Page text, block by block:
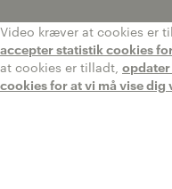
Video kræver at cookies er
accepter statistik cookies
at cookies er tilladt,
cookies for at vi må vise dig